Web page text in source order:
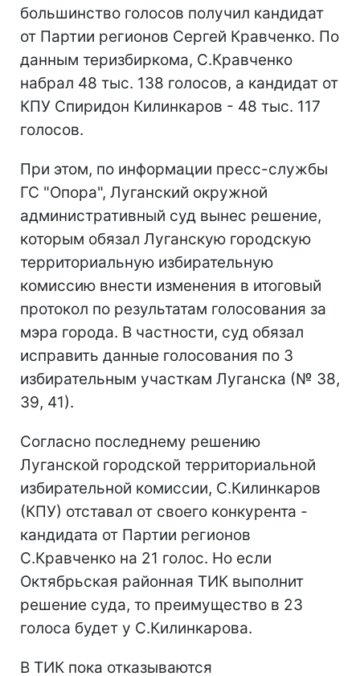
большинство голосов получил кандидат
от Партии регионов Сергей Кравченко. По
данным теризбиркома, С.Кравченко
набрал 48 тыс. 138 голосов, а кандидат от
КПУ Спиридон Килинкаров - 48 тыс. 117
голосов.
При этом, по информации пресс-службы
ГС "Опора", Луганский окружной
административный суд вынес решение,
которым обязал Луганскую городскую
территориальную избирательную
комиссию внести изменения в итоговый
протокол по результатам голосования за
мэра города. В частности, суд обязал
исправить данные голосования по 3
избирательным участкам Луганска (№ 38,
39, 41).
Согласно последнему решению
Луганской городской территориальной
избирательной комиссии, С.Килинкаров
(КПУ) отставал от своего конкурента -
кандидата от Партии регионов
С.Кравченко на 21 голос. Но если
Октябрьская районная ТИК выполнит
решение суда, то преимущество в 23
голоса будет у С.Килинкарова.
В ТИК пока отказываются